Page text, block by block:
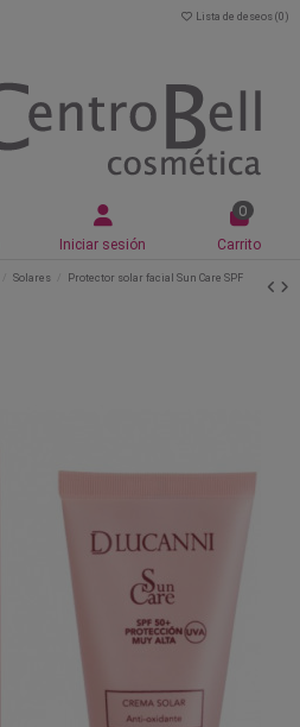
Lista de deseos (0 )
Iniciar sesión
0
Carrito
Solares
Protector solar facial Sun Care SPF